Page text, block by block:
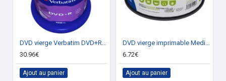
DVD vierge Verbatim DVD+R 16x. (boite de 100)
30.96€
Ajout au panier
DVD vierge imprimable Mediarange DVD-R 16x (boite de 25)
6.72€
Ajout au panier